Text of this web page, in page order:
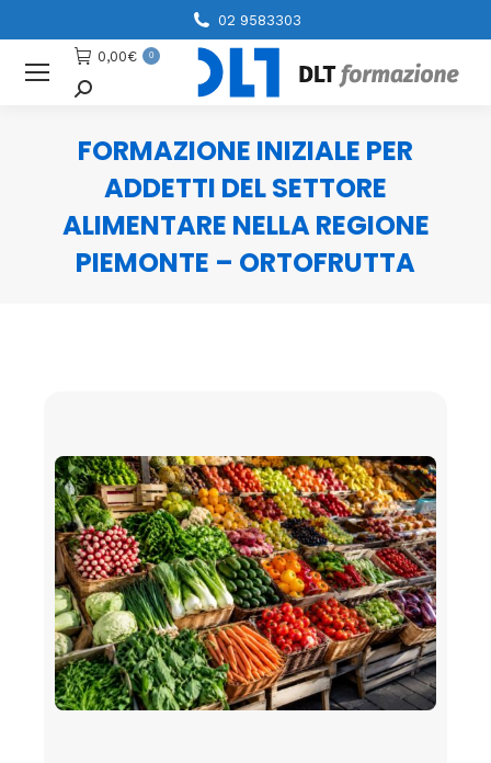
02 9583303
0,00€ 0
Cerca
FORMAZIONE INIZIALE PER
ADDETTI DEL SETTORE
ALIMENTARE NELLA REGIONE
PIEMONTE – ORTOFRUTTA